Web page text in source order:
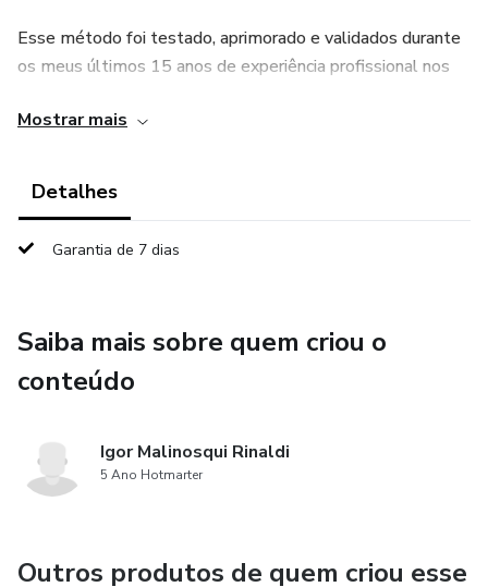
Esse método foi testado, aprimorado e validados durante
os meus últimos 15 anos de experiência profissional nos
uma academia e sala de aula, até o ponto que me tornei
São diversos estudos de caso reais que aplicaram essa
uma melhora significativa em seus resultados financeiros e
Sendo assim, trago essa metodologia aplicada em meus
treinamentos, de forma sucinta e em forma de uma leitura
Mostrar mais
Detalhes
Garantia de 7 dias
Saiba mais sobre quem criou o
conteúdo
Igor Malinosqui Rinaldi
5 Ano Hotmarter
Outros produtos de quem criou esse